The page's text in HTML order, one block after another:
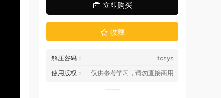
立即购买
收藏
解压密码：
tcsys
使用版权：
仅供参考学习，请勿直接商用